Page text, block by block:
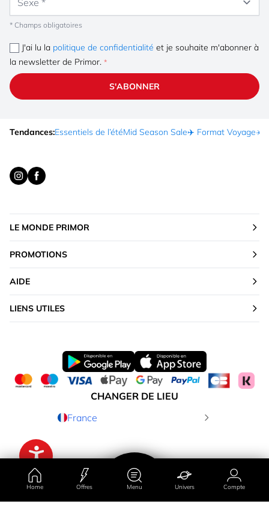
Home Offres Menu Univers Compte
* Champs obligatoires
J'ai lu la politique de confidentialité et je souhaite m'abonner à
la newsletter de Primor.
S'ABONNER
Tendances:Essentiels de l’étéMid Season Sale✈️ Format Voyage☀️
LE MONDE PRIMOR
PROMOTIONS
AIDE
LIENS UTILES
CHANGER DE LIEU
France